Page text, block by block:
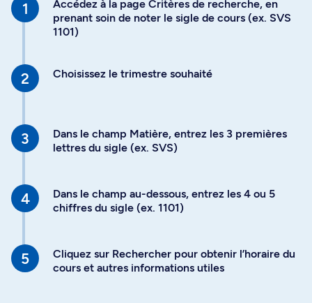
Accédez à la page Critères de recherche, en
prenant soin de noter le sigle de cours (ex. SVS
1101)
Choisissez le trimestre souhaité
Dans le champ Matière, entrez les 3 premières
lettres du sigle (ex. SVS)
Dans le champ au-dessous, entrez les 4 ou 5
chiffres du sigle (ex. 1101)
Cliquez sur Rechercher pour obtenir l’horaire du
cours et autres informations utiles